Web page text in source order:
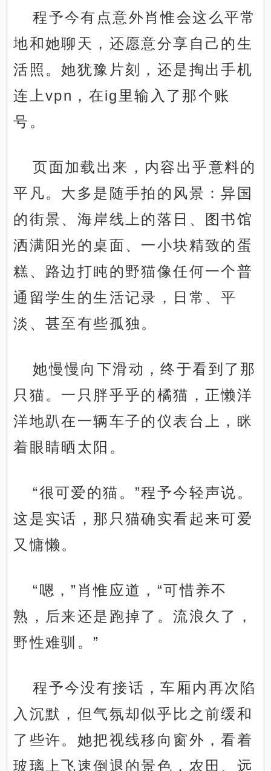
程予今有点意外肖惟会这么平常
地和她聊天，还愿意分享自己的生
活照。她犹豫片刻，还是掏出手机
连上vpn，在ig里输入了那个账
号。
页面加载出来，内容出乎意料的
平凡。大多是随手拍的风景：异国
的街景、海岸线上的落日、图书馆
洒满阳光的桌面、一小块精致的蛋
糕、路边打盹的野猫像任何一个普
通留学生的生活记录，日常、平
淡、甚至有些孤独。
她慢慢向下滑动，终于看到了那
只猫。一只胖乎乎的橘猫，正懒洋
洋地趴在一辆车子的仪表台上，眯
着眼睛晒太阳。
“很可爱的猫。”程予今轻声说。
这是实话，那只猫确实看起来可爱
又慵懒。
“嗯，”肖惟应道，“可惜养不
熟，后来还是跑掉了。流浪久了，
野性难驯。”
程予今没有接话，车厢内再次陷
入沉默，但气氛却似乎比之前缓和
了些许。她把视线移向窗外，看着
玻璃上飞速倒退的景色，农田、远